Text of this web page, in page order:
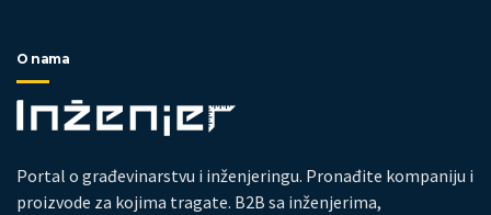
O nama
Portal o građevinarstvu i inženjeringu. Pronađite kompaniju i
proizvode za kojima tragate. B2B sa inženjerima,